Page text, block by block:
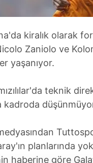
kiralık olarak
Zaniolo ve
yaşanıyor.
teknik
kadroda
planlarında
haberine göre